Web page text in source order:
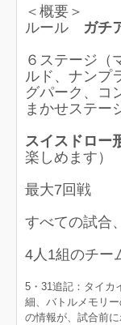
＜概要＞
ルール ガチ
６ステージ（
ルド、ナンプ
グパーク、コ
まかせステー
スイスドロー
楽しめます）
最大7回戦
すべての試合
4人1組のチー
5・31追記：タイカ
細、バトルメモリ
の情報が、試合前